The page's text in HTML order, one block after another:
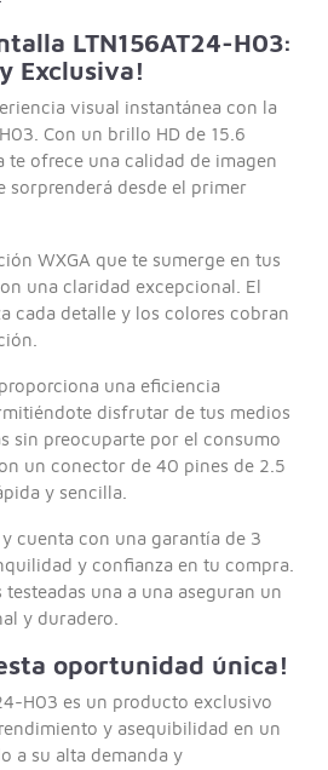
LTN156AT24-H03:
Exclusiva!
visual instantánea con la
Con un brillo HD de 15.6
te ofrece una calidad de imagen
sorprenderá desde el primer
WXGA que te sumerge en tus
una claridad excepcional. El
cada detalle y los colores cobran
una eficiencia
disfrutar de tus medios
sin preocuparte por el consumo
un conector de 40 pines de 2.5
y sencilla.
cuenta con una garantía de 3
y confianza en tu compra.
una a una aseguran un
y duradero.
oportunidad única!
H03 es un producto exclusivo
y asequibilidad en un
a su alta demanda y